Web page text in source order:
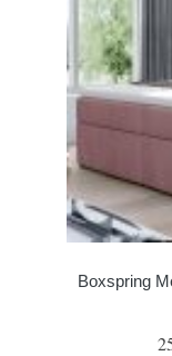
Boxspring